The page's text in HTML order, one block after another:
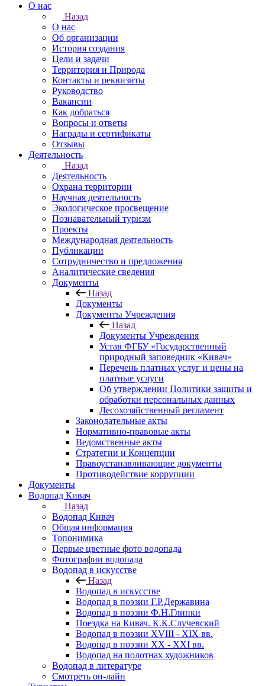
О нас
Назад
О нас
Об организации
История создания
Цели и задачи
Территория и Природа
Контакты и реквизиты
Руководство
Вакансии
Как добраться
Вопросы и ответы
Награды и сертификаты
Отзывы
Деятельность
Назад
Деятельность
Охрана территории
Научная деятельность
Экологическое просвещение
Познавательный туризм
Проекты
Международная деятельность
Публикации
Сотрудничество и предложения
Аналитические сведения
Документы
Назад
Документы
Документы Учреждения
Назад
Документы Учреждения
Устав ФГБУ «Государственный
природный заповедник «Кивач»
Перечень платных услуг и цены на
платные услуги
Об утверждении Политики защиты и
обработки персональных данных
Лесохозяйственный регламент
Законодательные акты
Нормативно-правовые акты
Ведомственные акты
Стратегии и Концепции
Правоустанавливающие документы
Противодействие коррупции
Документы
Водопад Кивач
Назад
Водопад Кивач
Общая информация
Топонимика
Первые цветные фото водопада
Фотографии водопада
Водопад в искусстве
Назад
Водопад в искусстве
Водопад в поэзии Г.Р.Державина
Водопад в поэзии Ф.Н.Глинки
Поездка на Кивач. К.К.Случевский
Водопад в поэзии XVIII - XIX вв.
Водопад в поэзии XX - XXI вв.
Водопад на полотнах художников
Водопад в литературе
Смотреть он-лайн